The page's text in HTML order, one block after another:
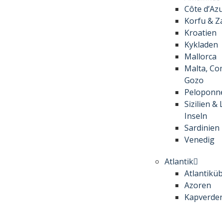
Côte
Korfu &
Kroatien
Kykladen
Mallorca
Malta,
Gozo
Sizilien &
Inseln
Sardinien
Venedig
Atlantik
Azoren